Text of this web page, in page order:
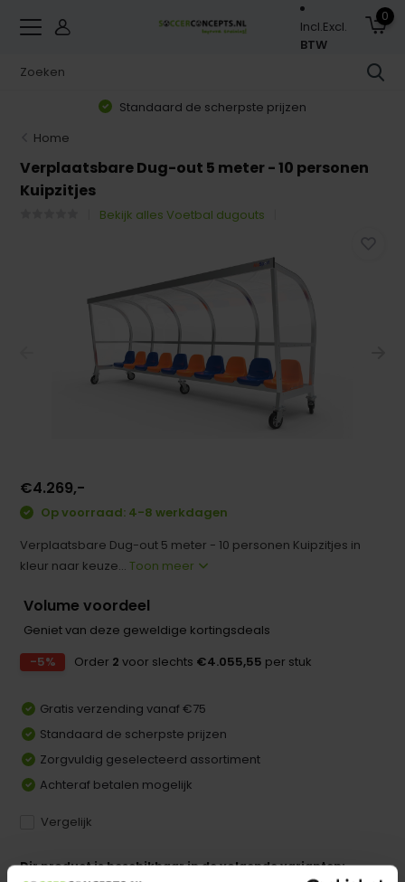
Incl.Excl.
BTW
0
Standaard de scherpste prijzen
Home
Verplaatsbare Dug-out 5 meter - 10 personen
Kuipzitjes
Bekijk alles Voetbal dugouts
€4.269,-
Op voorraad: 4-8 werkdagen
Verplaatsbare Dug-out 5 meter - 10 personen Kuipzitjes in
kleur naar keuze...Toon meer
Volume voordeel
Geniet van deze geweldige kortingsdeals
-5%
Order 2 voor slechts €4.055,55 per stuk
Gratis verzending vanaf €75
Standaard de scherpste prijzen
Zorgvuldig geselecteerd assortiment
Achteraf betalen mogelijk
Vergelijk
Dir product is beschikbaar in de volgende varianten: